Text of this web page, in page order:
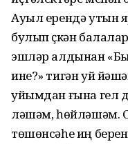
Ауыл ерендә утын
булып үҫкән
эшләр алдынан
ине?» тигән уй
уйымдан ғына гел
ләшәм, һөйләшәм.
төшөнсәһе иң